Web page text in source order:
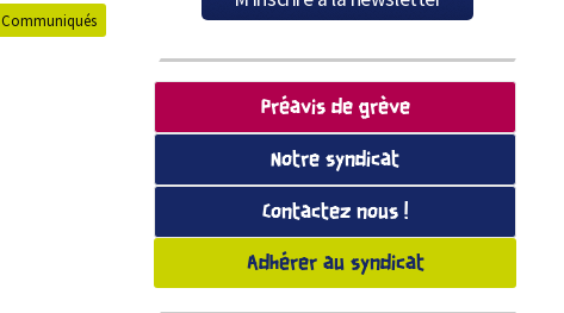
Communiqués
Préavis de grève
Notre syndicat
Contactez nous !
Adhérer au syndicat